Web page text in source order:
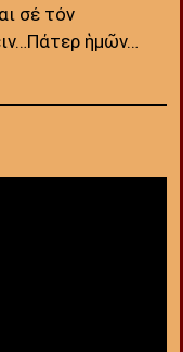
σέ τόν
ἡμῶν…